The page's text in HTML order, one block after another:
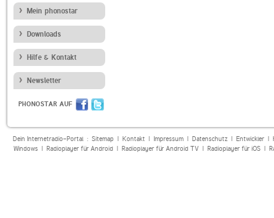
Mein phonostar
Downloads
Hilfe & Kontakt
Newsletter
PHONOSTAR AUF
Dein Internetradio-Portal : Sitemap| Kontakt| Impressum| Datenschutz| Entwickler|
Windows| Radioplayer für Android| Radioplayer für Android TV| Radioplayer für iOS|